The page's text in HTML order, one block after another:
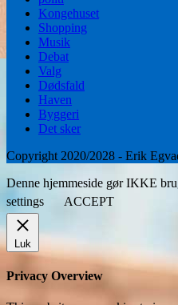
Kongehuset
Shopping
Musik
Debat
Valg
Dødsfald
Haven
Byggeri
Det sker
Copyright 2020/2028 - Erik
Denne hjemmeside gør IKKE
settings
ACCEPT
Luk
Privacy Overview